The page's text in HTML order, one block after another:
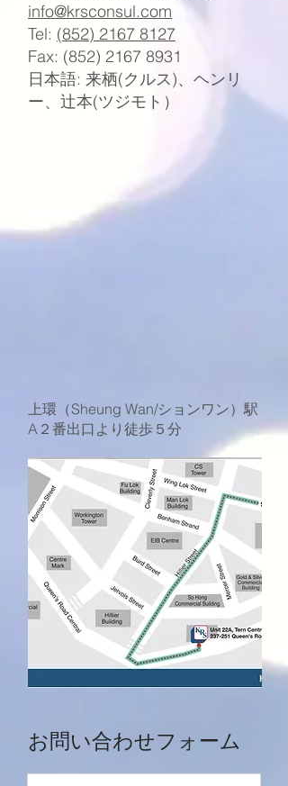
info@krsconsul.com
Tel: (852) 2167 8127
Fax: (852) 2167 8931
日本語: 来栖(クルス)、ヘンリ
ー、辻本(ツジモト）
上環（Sheung Wan/ションワン）駅
A２番出口より徒歩５分
お問い合わせフォーム